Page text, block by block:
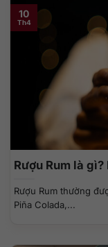
Rượu Rum là
Rượu Rum thường
Piña Colada,...
10
Th4